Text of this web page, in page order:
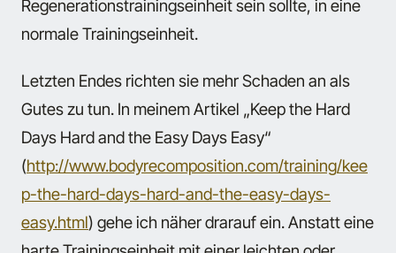
Regenerationstrainingseinheit sein sollte, in eine
normale Trainingseinheit.
Letzten Endes richten sie mehr Schaden an als
Gutes zu tun. In meinem Artikel „Keep the Hard
Days Hard and the Easy Days Easy“
(http://www.bodyrecomposition.com/training/kee
p-the-hard-days-hard-and-the-easy-days-
easy.html) gehe ich näher drarauf ein. Anstatt eine